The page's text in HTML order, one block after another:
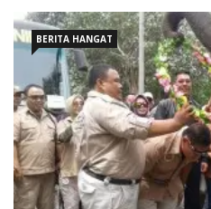
BERITA HANGAT